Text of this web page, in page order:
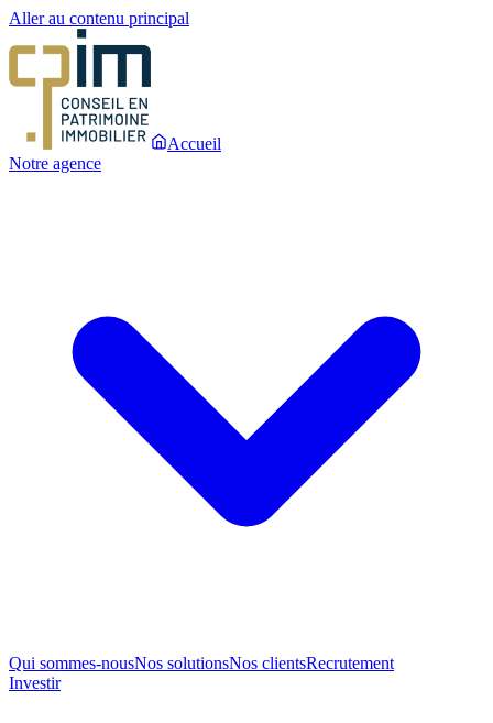
Aller au contenu principal
Accueil
Notre agence
Qui sommes-nousNos solutionsNos clientsRecrutement
Investir